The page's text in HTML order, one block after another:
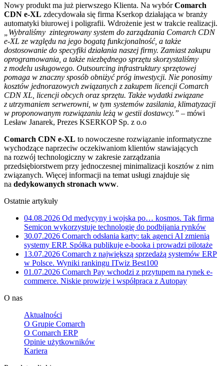
Nowy produkt ma już pierwszego Klienta. Na wybórComarch
CDN e-XL zdecydowała się firma Kserkop działająca w branży
automatyki biurowej i poligrafii. Wdrożenie jest w trakcie realizacji.
„Wybraliśmy zintegrowany system do zarządzania Comarch CDN
e-XL ze względu na jego bogatą funkcjonalność, a także
dostosowanie do specyfiki działania naszej firmy. Zamiast zakupu
oprogramowania, a także niezbędnego sprzętu skorzystaliśmy
z modelu usługowego. Outsourcing infrastruktury sprzętowej
pomaga w znaczny sposób obniżyć próg inwestycji. Nie ponosimy
kosztów jednorazowych związanych z zakupem licencji Comarch
CDN XL, licencji obcych oraz sprzętu. Także wydatki związane
z utrzymaniem serwerowni, w tym systemów zasilania, klimatyzacji
w proponowanym rozwiązaniu leżą w gestii dostawcy.” – mówi
Lesław Janarek, Prezes KSERKOP Sp. z o.o
Comarch CDN e-XL to nowoczesne rozwiązanie informatyczne
wychodzące naprzeciw oczekiwaniom klientów stawiających
na rozwój technologiczny w zakresie zarządzania
przedsiębiorstwem przy jednoczesnej minimalizacji kosztów z nim
związanych. Więcej informacji na temat usługi znajduje się
na dedykowanych stronach www.
Ostatnie artykuły
04.08.2026 Od medycyny i wojska po… kosmos. Tak firma
Semicon wykorzystuje technologię do podbijania rynków
30.07.2026 Comarch odsłania karty: tak agenci AI zmienią
systemy ERP. Spółka publikuje e-booka i prowadzi pilotaże
13.07.2026 Comarch z największą sprzedażą systemów ERP
w Polsce. Wyniki rankingu ITwiz Best100
01.07.2026 Comarch Pay wchodzi z przytupem na rynek e-
commerce. Niskie prowizje i współpraca z Autopay
O nas
Aktualności
O Grupie Comarch
O Comarch ERP
Opinie użytkowników
Kariera